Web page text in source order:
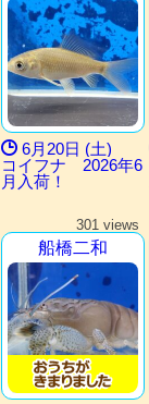
6月20日 (土)
コイフナ 2026年6
月入荷！
301 views
船橋二和